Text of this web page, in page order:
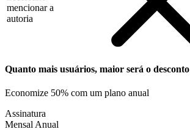
mencionar a
autoria
Quanto mais usuários, maior será o desconto
Economize 50% com um plano anual
Assinatura
Mensal Anual